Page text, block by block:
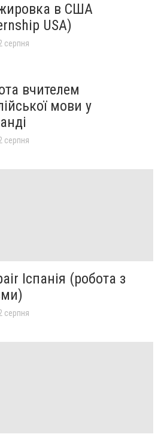
в США
USA)
серпня
вчителем
мови у
серпня
Іспанія (робота з
серпня